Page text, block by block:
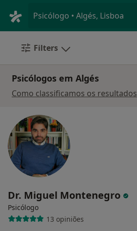
Psicólogo • Algés, Lisboa
Filters
Psicólogos em Algés
Como classificamos os resultados
Dr. Miguel Montenegro
Psicólogo
13 opiniões